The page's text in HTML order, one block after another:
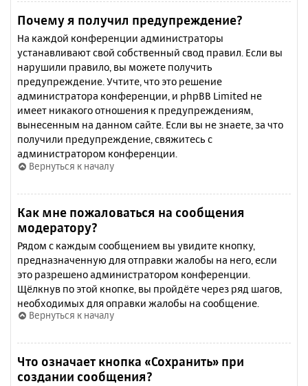
Почему я получил предупреждение?
На каждой конференции администраторы
устанавливают свой собственный свод правил. Если вы
нарушили правило, вы можете получить
предупреждение. Учтите, что это решение
администратора конференции, и phpBB Limited не
имеет никакого отношения к предупреждениям,
вынесенным на данном сайте. Если вы не знаете, за что
получили предупреждение, свяжитесь с
администратором конференции.
Вернуться к началу
Как мне пожаловаться на сообщения
модератору?
Рядом с каждым сообщением вы увидите кнопку,
предназначенную для отправки жалобы на него, если
это разрешено администратором конференции.
Щёлкнув по этой кнопке, вы пройдёте через ряд шагов,
необходимых для оправки жалобы на сообщение.
Вернуться к началу
Что означает кнопка «Сохранить» при
создании сообщения?